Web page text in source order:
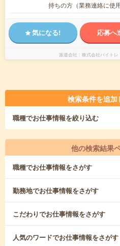
持ちの方（業務連絡に使
気になる! 応募へ
派遣会社 株式会社バイトレ
検索条件を追
職種でお仕事情報を絞り込む
他の検索結果
職種でお仕事情報をさがす
勤務地でお仕事情報をさがす
こだわりでお仕事情報をさがす
人気のワードでお仕事情報をさがす